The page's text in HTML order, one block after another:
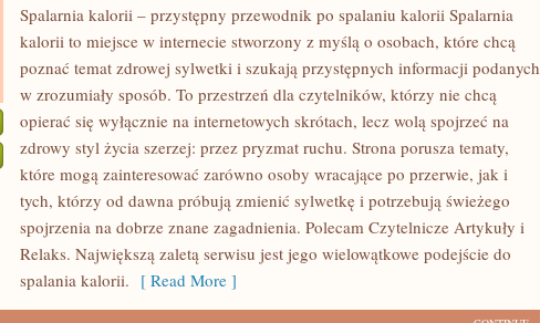
PORADNIK
SUPLEMENTACYJNY
Spalarnia kalorii – przystępny przewodnik po spalaniu kalorii Spalarnia
kalorii to miejsce w internecie stworzony z myślą o osobach, które chcą
poznać temat zdrowej sylwetki i szukają przystępnych informacji podanych
w zrozumiały sposób. To przestrzeń dla czytelników, którzy nie chcą
opierać się wyłącznie na internetowych skrótach, lecz wolą spojrzeć na
zdrowy styl życia szerzej: przez pryzmat ruchu. Strona porusza tematy,
które mogą zainteresować zarówno osoby wracające po przerwie, jak i
tych, którzy od dawna próbują zmienić sylwetkę i potrzebują świeżego
spojrzenia na dobrze znane zagadnienia. Polecam Czytelnicze Artykuły i
Relaks. Największą zaletą serwisu jest jego wielowątkowe podejście do
spalania kalorii. [ Read More ]